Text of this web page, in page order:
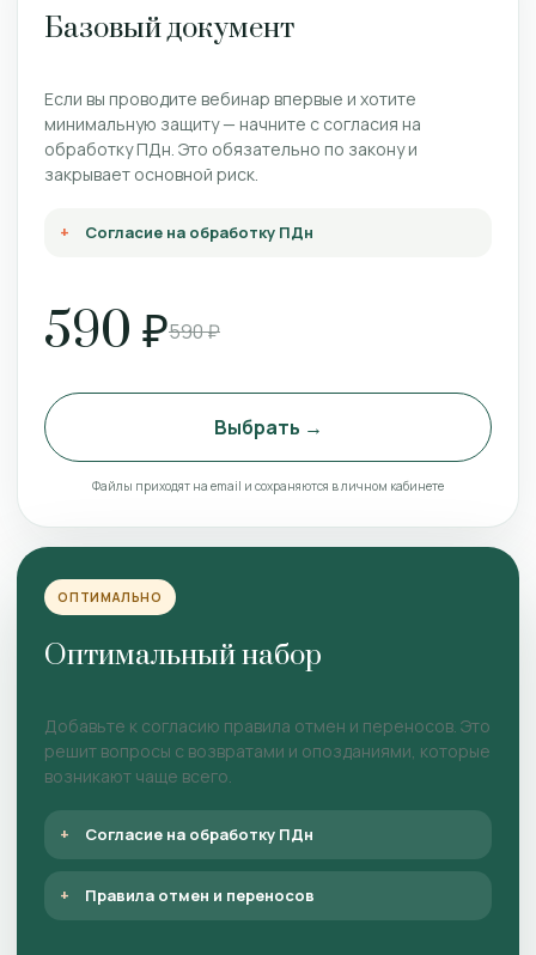
Базовый документ
Если вы проводите вебинар впервые и хотите
минимальную защиту — начните с согласия на
обработку ПДн. Это обязательно по закону и
закрывает основной риск.
Согласие на обработку ПДн
590 ₽590 ₽
Выбрать →
Файлы приходят на email и сохраняются в личном кабинете
ОПТИМАЛЬНО
Оптимальный набор
Добавьте к согласию правила отмен и переносов. Это
решит вопросы с возвратами и опозданиями, которые
возникают чаще всего.
Согласие на обработку ПДн
Правила отмен и переносов